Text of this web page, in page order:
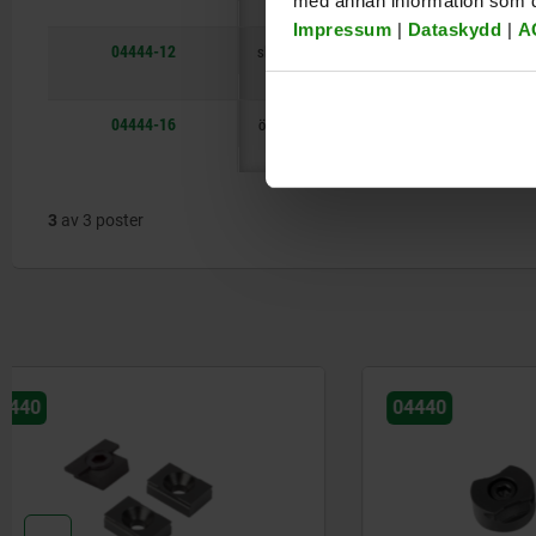
Impressum | Dataskydd |
04444-12 slutna
04444-16 öppen
3 av 3 poster